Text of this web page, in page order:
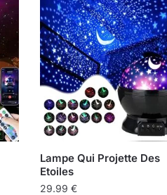
Lampe Qui Projette Des
Etoiles
29.99€